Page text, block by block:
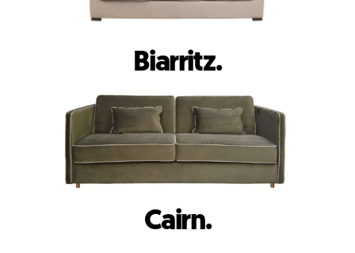
Biarritz.
Cairn.